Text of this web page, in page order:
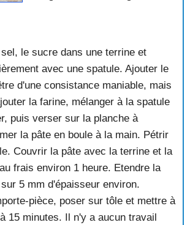
le sucre dans une terrine et
avec une spatule. Ajouter le
d'une consistance maniable, mais
la farine, mélanger à la spatule
puis verser sur la planche à
la pâte en boule à la main. Pétrir
Couvrir la pâte avec la terrine et la
frais environ 1 heure. Etendre la
5 mm d'épaisseur environ.
pièce, poser sur tôle et mettre à
15 minutes. Il n'y a aucun travail